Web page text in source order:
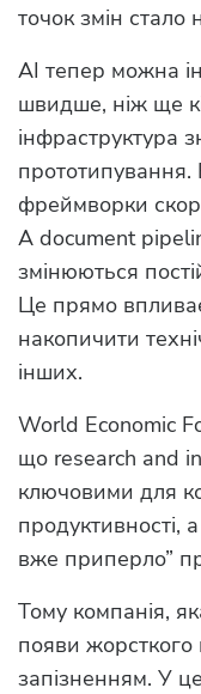
точок змін стало
AI тепер можна
швидше, ніж ще
інфраструктура
прототипування.
фреймворки
А document
змінюються
Це прямо
накопичити
інших.
World Economic
що research and
ключовими для
продуктивності,
вже приперло”
Тому компанія,
появи жорсткого
запізненням. У